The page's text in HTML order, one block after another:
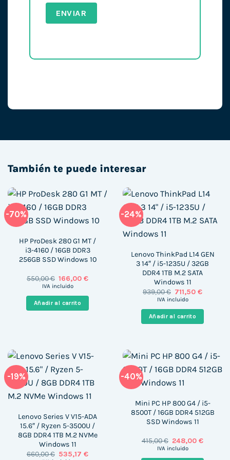
También te puede interesar
-70%
HP ProDesk 280 G1 MT /
i3-4160 / 16GB DDR3
256GB SSD Windows 10
550,00€ El
precio
era:
550,00 €.
166,00€El
es:
166,00 €.
IVA incluido
Añadir al carrito
-24%
Lenovo ThinkPad L14 GEN
3 14″ / i5-1235U / 32GB
DDR4 1TB M.2 SATA
Windows 11
939,00€ El
precio
era:
939,00 €.
711,50€El
es:
711,50 €.
IVA incluido
Añadir al carrito
-19%
Lenovo Series V V15-ADA
15.6″ / Ryzen 5-3500U /
8GB DDR4 1TB M.2 NVMe
Windows 11
660,00€ El
535,17€El
-40%
Mini PC HP 800 G4 / i5-
8500T / 16GB DDR4 512GB
SSD Windows 11
415,00€ El
precio
248,00€El
IVA incluido